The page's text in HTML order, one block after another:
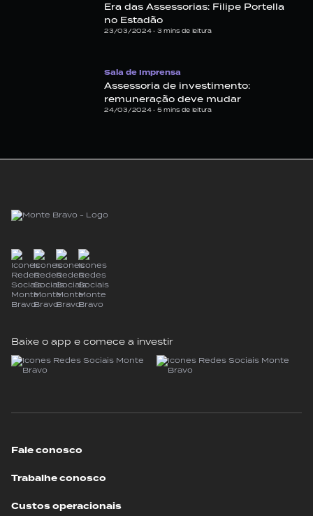
Era das Assessorias: Filipe Portella
no Estadão
23/03/2024 • 3 mins de leitura
Sala de Imprensa
Assessoria de investimento:
remuneração deve mudar
24/03/2024 • 5 mins de leitura
Baixe o app e comece a investir
Fale conosco
Trabalhe conosco
Custos operacionais